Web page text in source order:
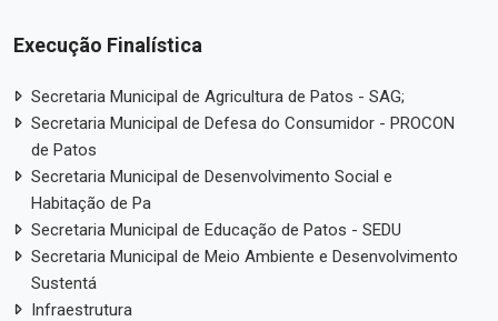
Execução Finalística
Secretaria Municipal de Agricultura de Patos - SAG;
Secretaria Municipal de Defesa do Consumidor - PROCON
de Patos
Secretaria Municipal de Desenvolvimento Social e
Habitação de Pa
Secretaria Municipal de Educação de Patos - SEDU
Secretaria Municipal de Meio Ambiente e Desenvolvimento
Sustentá
Infraestrutura